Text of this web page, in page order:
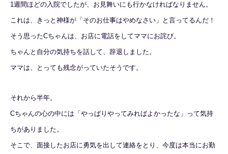
1週間ほどの入院でしたが、お見舞いにも行かなければなりません。
これは、きっと神様が「そのお仕事はやめなさい」と言ってるんだ！
そう思ったCちゃんは、お店に電話をしてママにお詫び。
ちゃんと自分の気持ちを話して、辞退しました。
ママは、とっても残念がっていたそうです。
それから半年。
Cちゃんの心の中には「やっぱりやってみればよかったな」って気持
ちがありました。
そこで、面接したお店に勇気を出して連絡をとり、今度は本当にお勤